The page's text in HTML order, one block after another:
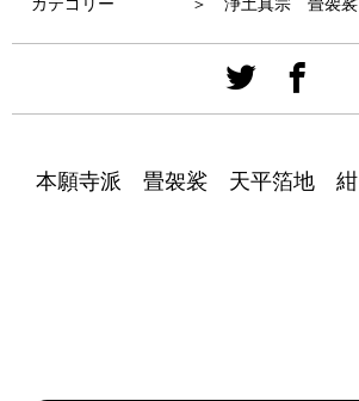
本願寺派 畳袈裟 天平箔地 紺